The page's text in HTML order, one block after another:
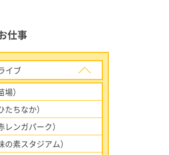
仕事
イブ
）
ちなか）
ンガパーク）
素スタジアム）